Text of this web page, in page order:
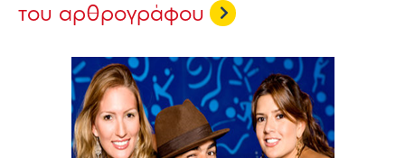
του αρθρογράφου